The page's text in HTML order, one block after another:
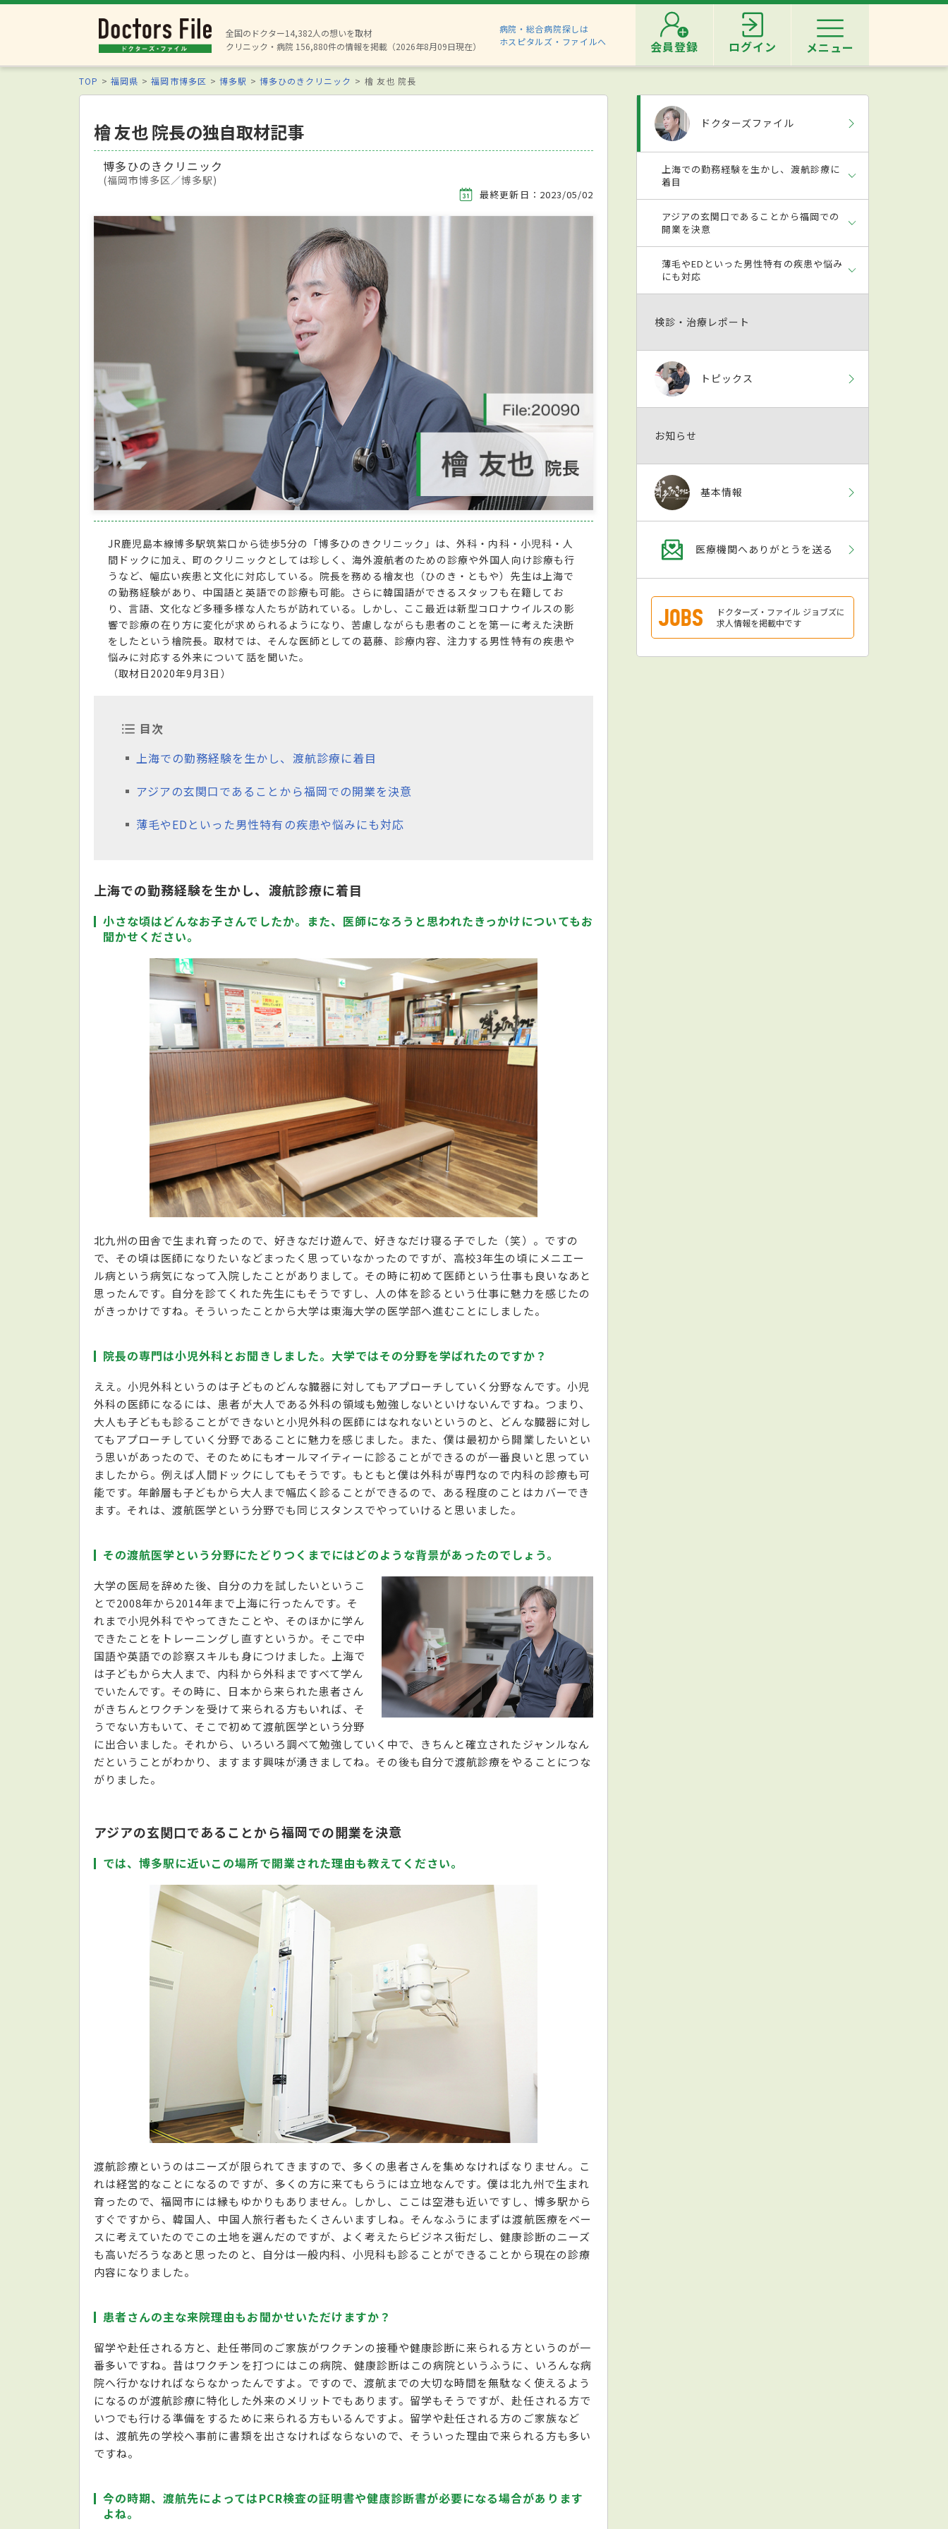
全国のドクター14,382人の想いを取材
クリニック・病院 156,880件の情報を掲載（2026年8月09日現在）
病院・総合病院探しは
ホスピタルズ・ファイルへ
会員登録 ログイン メニュー
TOP 福岡県 福岡市博多区 博多駅 博多ひのきクリニック 檜 友也 院長
檜 友也 院長の独自取材記事
博多ひのきクリニック
(福岡市博多区／博多駅)
最終更新日：2023/05/02
JR鹿児島本線博多駅筑紫口から徒歩5分の「博多ひのきクリニック」は、外科・内科・小児科・人
間ドックに加え、町のクリニックとしては珍しく、海外渡航者のための診療や外国人向け診療も行
うなど、幅広い疾患と文化に対応している。院長を務める檜友也（ひのき・ともや）先生は上海で
の勤務経験があり、中国語と英語での診療も可能。さらに韓国語ができるスタッフも在籍してお
り、言語、文化など多種多様な人たちが訪れている。しかし、ここ最近は新型コロナウイルスの影
響で診療の在り方に変化が求められるようになり、苦慮しながらも患者のことを第一に考えた決断
をしたという檜院長。取材では、そんな医師としての葛藤、診療内容、注力する男性特有の疾患や
悩みに対応する外来について話を聞いた。
（取材日2020年9月3日）
目次
上海での勤務経験を生かし、渡航診療に着目
アジアの玄関口であることから福岡での開業を決意
薄毛やEDといった男性特有の疾患や悩みにも対応
上海での勤務経験を生かし、渡航診療に着目
小さな頃はどんなお子さんでしたか。また、医師になろうと思われたきっかけについてもお
聞かせください。
北九州の田舎で生まれ育ったので、好きなだけ遊んで、好きなだけ寝る子でした（笑）。ですの
で、その頃は医師になりたいなどまったく思っていなかったのですが、高校3年生の頃にメニエー
ル病という病気になって入院したことがありまして。その時に初めて医師という仕事も良いなあと
思ったんです。自分を診てくれた先生にもそうですし、人の体を診るという仕事に魅力を感じたの
がきっかけですね。そういったことから大学は東海大学の医学部へ進むことにしました。
院長の専門は小児外科とお聞きしました。大学ではその分野を学ばれたのですか？
ええ。小児外科というのは子どものどんな臓器に対してもアプローチしていく分野なんです。小児
外科の医師になるには、患者が大人である外科の領域も勉強しないといけないんですね。つまり、
大人も子どもも診ることができないと小児外科の医師にはなれないというのと、どんな臓器に対し
てもアプローチしていく分野であることに魅力を感じました。また、僕は最初から開業したいとい
う思いがあったので、そのためにもオールマイティーに診ることができるのが一番良いと思ってい
ましたから。例えば人間ドックにしてもそうです。もともと僕は外科が専門なので内科の診療も可
能です。年齢層も子どもから大人まで幅広く診ることができるので、ある程度のことはカバーでき
ます。それは、渡航医学という分野でも同じスタンスでやっていけると思いました。
その渡航医学という分野にたどりつくまでにはどのような背景があったのでしょう。
大学の医局を辞めた後、自分の力を試したいというこ
とで2008年から2014年まで上海に行ったんです。そ
れまで小児外科でやってきたことや、そのほかに学ん
できたことをトレーニングし直すというか。そこで中
国語や英語での診察スキルも身につけました。上海で
は子どもから大人まで、内科から外科まですべて学ん
でいたんです。その時に、日本から来られた患者さん
がきちんとワクチンを受けて来られる方もいれば、そ
うでない方もいて、そこで初めて渡航医学という分野
に出合いました。それから、いろいろ調べて勉強していく中で、きちんと確立されたジャンルなん
だということがわかり、ますます興味が湧きましてね。その後も自分で渡航診療をやることにつな
がりました。
アジアの玄関口であることから福岡での開業を決意
では、博多駅に近いこの場所で開業された理由も教えてください。
渡航診療というのはニーズが限られてきますので、多くの患者さんを集めなければなりません。こ
れは経営的なことになるのですが、多くの方に来てもらうには立地なんです。僕は北九州で生まれ
育ったので、福岡市には縁もゆかりもありません。しかし、ここは空港も近いですし、博多駅から
すぐですから、韓国人、中国人旅行者もたくさんいますしね。そんなふうにまずは渡航医療をベー
スに考えていたのでこの土地を選んだのですが、よく考えたらビジネス街だし、健康診断のニーズ
も高いだろうなあと思ったのと、自分は一般内科、小児科も診ることができることから現在の診療
内容になりました。
患者さんの主な来院理由もお聞かせいただけますか？
留学や赴任される方と、赴任帯同のご家族がワクチンの接種や健康診断に来られる方というのが一
番多いですね。昔はワクチンを打つにはこの病院、健康診断はこの病院というふうに、いろんな病
院へ行かなければならなかったんですよ。ですので、渡航までの大切な時間を無駄なく使えるよう
になるのが渡航診療に特化した外来のメリットでもあります。留学もそうですが、赴任される方で
いつでも行ける準備をするために来られる方もいるんですよ。留学や赴任される方のご家族など
は、渡航先の学校へ事前に書類を出さなければならないので、そういった理由で来られる方も多い
ですね。
今の時期、渡航先によってはPCR検査の証明書や健康診断書が必要になる場合があります
よね。
ドクターズファイル
上海での勤務経験を生かし、渡航診療に
着目
アジアの玄関口であることから福岡での
開業を決意
薄毛やEDといった男性特有の疾患や悩み
にも対応
検診・治療レポート
トピックス
お知らせ
基本情報
医療機関へありがとうを送る
ドクターズ・ファイル ジョブズに
求人情報を掲載中です